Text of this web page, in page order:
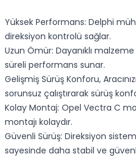
Yüksek Performans: Delphi
direksiyon kontrolü sağlar.
Uzun Ömür: Dayanıklı
süreli performans sunar.
Gelişmiş Sürüş Konforu,
sorunsuz çalıştırarak sürüş
Kolay Montaj: Opel Vectra C
montajı kolaydır.
Güvenli Sürüş: Direksiyon
sayesinde daha stabil ve